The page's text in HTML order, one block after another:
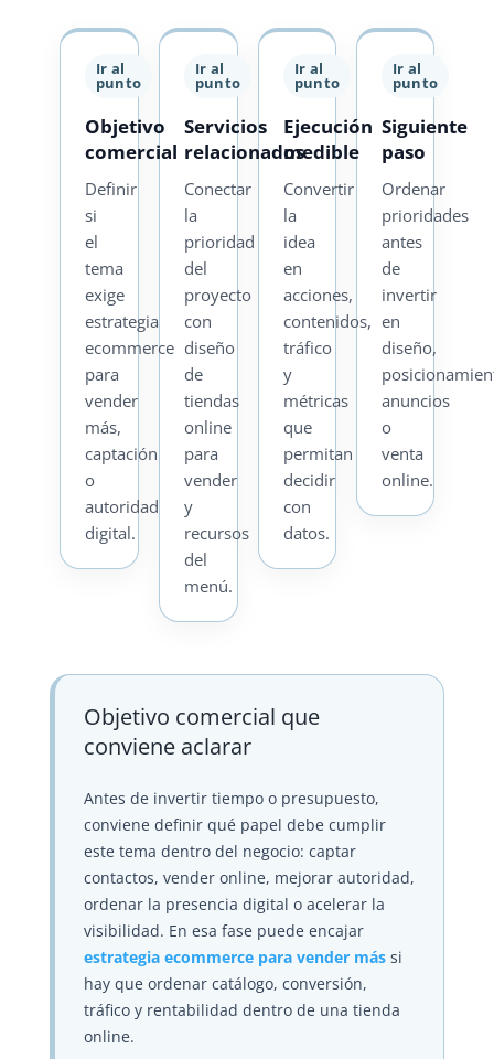
Ir al
punto
Objetivo
comercial
Definir
si
el
tema
exige
estrategia
ecommerce
para
vender
más,
captación
o
autoridad
digital.
Ir al
punto
Servicios
relacionados
Conectar
la
prioridad
del
proyecto
con
diseño
de
tiendas
online
para
vender
y
recursos
del
menú.
Ir al
punto
Ejecución
medible
Convertir
la
idea
en
acciones,
contenidos,
tráfico
y
métricas
que
permitan
decidir
con
datos.
Ir al
punto
Siguiente
paso
Ordenar
prioridades
antes
de
invertir
en
diseño,
anuncios
o
venta
online.
Objetivo comercial que
conviene aclarar
Antes de invertir tiempo o presupuesto,
conviene definir qué papel debe cumplir
este tema dentro del negocio: captar
contactos, vender online, mejorar autoridad,
ordenar la presencia digital o acelerar la
visibilidad. En esa fase puede encajar
estrategia ecommerce para vender mássi
hay que ordenar catálogo, conversión,
tráfico y rentabilidad dentro de una tienda
online.